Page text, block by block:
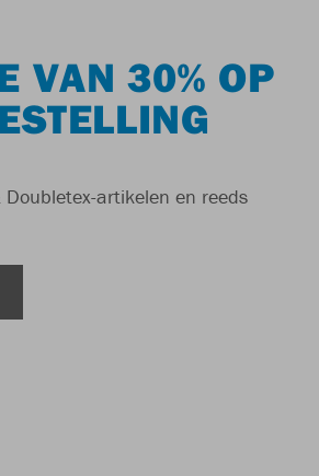
VAN 30% OP
artikelen en reeds